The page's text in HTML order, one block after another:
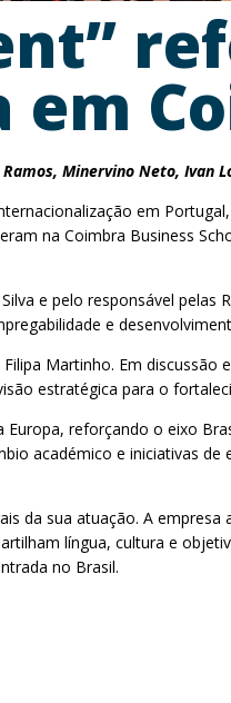
Minervino Neto, Ivan
em
na Coimbra Business
e pelo responsável
e
Martinho. Em
estratégica para o
reforçando o eixo
académico e iniciativas de
da sua atuação. A
língua, cultura e
no Brasil.